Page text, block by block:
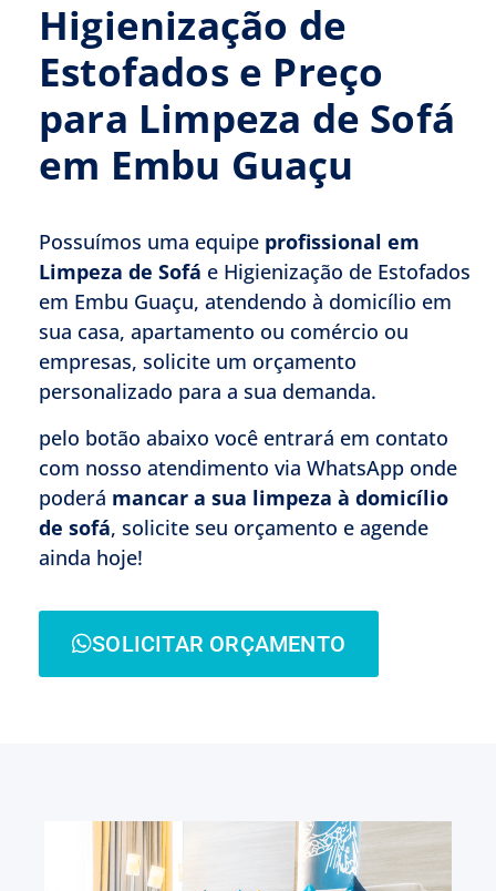
Higienização de
Estofados e Preço
para Limpeza de Sofá
em Embu Guaçu
Possuímos uma equipe profissional em
Limpeza de Sofá e Higienização de Estofados
em Embu Guaçu, atendendo à domicílio em
sua casa, apartamento ou comércio ou
empresas, solicite um orçamento
personalizado para a sua demanda.
pelo botão abaixo você entrará em contato
com nosso atendimento via WhatsApp onde
poderá mancar a sua limpeza à domicílio
de sofá, solicite seu orçamento e agende
ainda hoje!
SOLICITAR ORÇAMENTO